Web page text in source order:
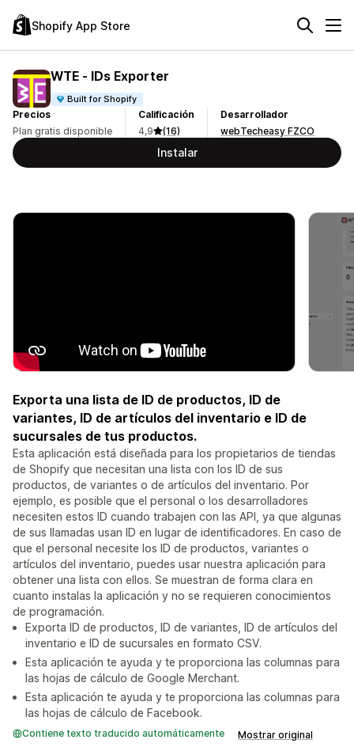
Shopify App Store
WTE ‑ IDs Exporter
Built for Shopify
Precios
Plan gratis disponible
Calificación
4,9
(16)
Desarrollador
webTecheasy FZCO
Instalar
Exporta una lista de ID de productos, ID de
variantes, ID de artículos del inventario e ID de
sucursales de tus productos.
Esta aplicación está diseñada para los propietarios de tiendas
de Shopify que necesitan una lista con los ID de sus
productos, de variantes o de artículos del inventario. Por
ejemplo, es posible que el personal o los desarrolladores
necesiten estos ID cuando trabajen con las API, ya que algunas
de sus llamadas usan ID en lugar de identificadores. En caso de
que el personal necesite los ID de productos, variantes o
artículos del inventario, puedes usar nuestra aplicación para
obtener una lista con ellos. Se muestran de forma clara en
cuanto instalas la aplicación y no se requieren conocimientos
de programación.
Exporta ID de productos, ID de variantes, ID de artículos del
inventario e ID de sucursales en formato CSV.
Esta aplicación te ayuda y te proporciona las columnas para
las hojas de cálculo de Google Merchant.
Esta aplicación te ayuda y te proporciona las columnas para
las hojas de cálculo de Facebook.
Contiene texto traducido automáticamente Mostrar original